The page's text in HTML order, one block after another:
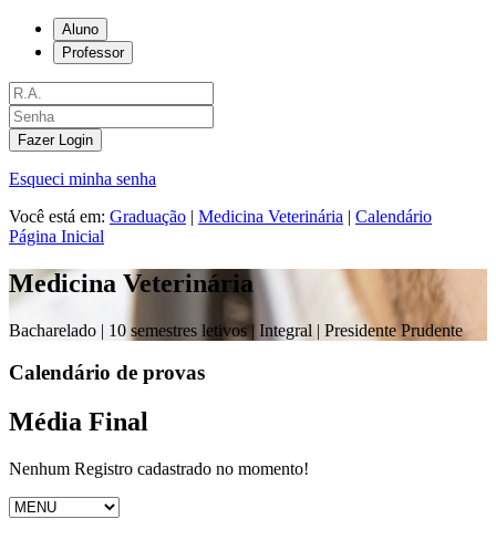
Aluno
Professor
Fazer Login
Esqueci minha senha
Você está em: Graduação | Medicina Veterinária | Calendário
Página Inicial
Medicina Veterinária
Bacharelado | 10 semestres letivos | Integral | Presidente Prudente
Calendário de provas
Média Final
Nenhum Registro cadastrado no momento!